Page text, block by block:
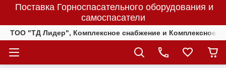
Поставка Горноспасательного оборудования и
самоспасатели
ТОО "ТД Лидер", Комплексное снабжение и Комплексное